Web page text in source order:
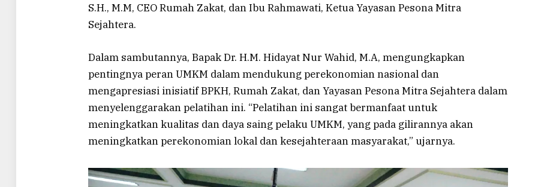
S.H., M.M, CEO Rumah Zakat, dan Ibu Rahmawati, Ketua Yayasan Pesona Mitra
Sejahtera.
Dalam sambutannya, Bapak Dr. H.M. Hidayat Nur Wahid, M.A, mengungkapkan
pentingnya peran UMKM dalam mendukung perekonomian nasional dan
mengapresiasi inisiatif BPKH, Rumah Zakat, dan Yayasan Pesona Mitra Sejahtera dalam
menyelenggarakan pelatihan ini. “Pelatihan ini sangat bermanfaat untuk
meningkatkan kualitas dan daya saing pelaku UMKM, yang pada gilirannya akan
meningkatkan perekonomian lokal dan kesejahteraan masyarakat,” ujarnya.